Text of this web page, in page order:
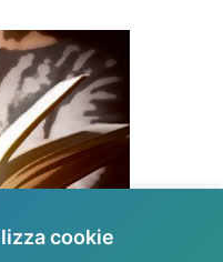
cookie